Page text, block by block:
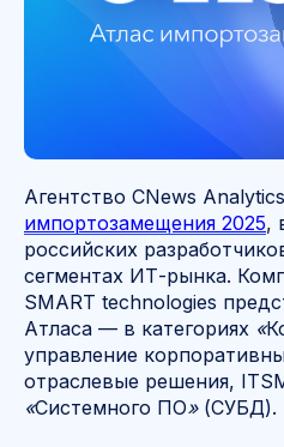
Агентство CNews
импортозамещения 2025,
российских
сегментах ИТ-рынка.
SMART technologies
Атласа — в категориях «
управление
отраслевые решения,
«Системного ПО»(СУБД).